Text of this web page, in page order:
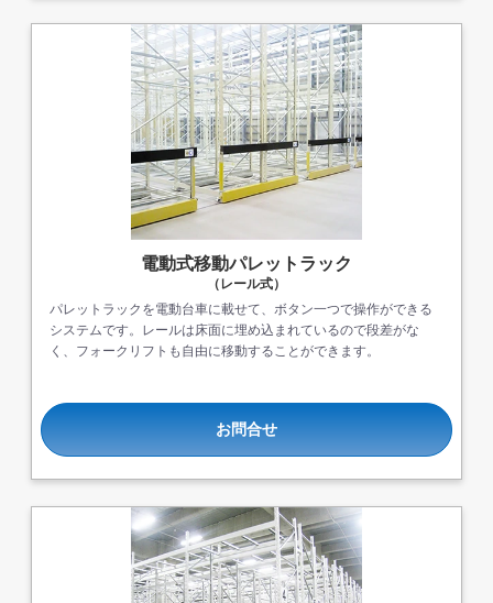
電動式移動パレットラック
（レール式）
パレットラックを電動台車に載せて、ボタン一つで操作ができる
システムです。レールは床面に埋め込まれているので段差がな
く、フォークリフトも自由に移動することができます。
お問合せ